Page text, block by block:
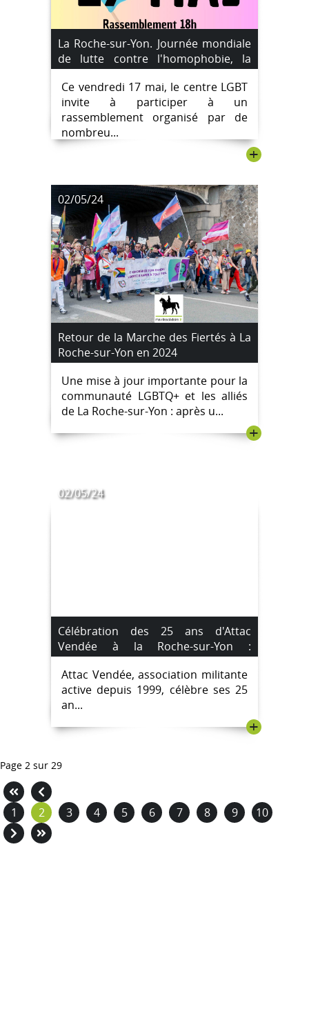
La Roche-sur-Yon. Journée mondiale
de lutte contre l'homophobie, la
transphobie et la biphobie, un
rassemblement ce soir place
Napoléon.
Ce vendredi 17 mai, le centre LGBT
invite à participer à un
rassemblement organisé par de
nombreu...
+
02/05/24
Retour de la Marche des Fiertés à La
Roche-sur-Yon en 2024
Une mise à jour importante pour la
communauté LGBTQ+ et les alliés
de La Roche-sur-Yon : après u...
+
02/05/24
Célébration des 25 ans d'Attac
Vendée à la Roche-sur-Yon :
Programme et Inscription
Attac Vendée, association militante
active depuis 1999, célèbre ses 25
an...
+
Page 2 sur 29
1 2 3 4 5 6 7 8 9 10